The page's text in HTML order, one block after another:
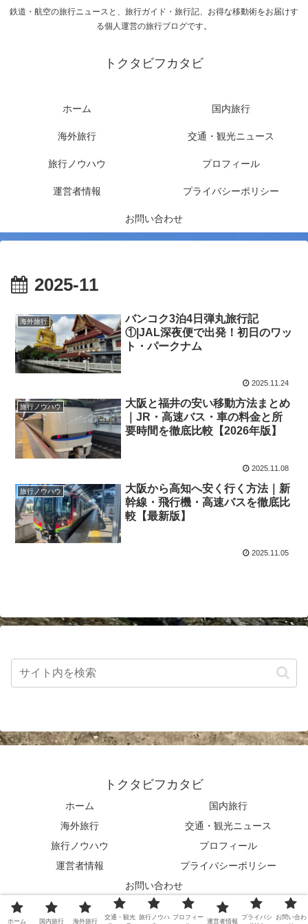
鉄道・航空の旅行ニュースと、旅行ガイド・旅行記、お得な移動術をお届けす
る個人運営の旅行ブログです。
トクタビフカタビ
ホーム 国内旅行
海外旅行 交通・観光ニュース
旅行ノウハウ プロフィール
運営者情報 プライバシーポリシー
お問い合わせ
2025-11
海外旅行
バンコク3泊4日弾丸旅行記
①|JAL深夜便で出発！初日のワッ
ト・パークナム
2025.11.24
旅行ノウハウ
大阪と福井の安い移動方法まとめ
｜JR・高速バス・車の料金と所
要時間を徹底比較【2026年版】
2025.11.08
旅行ノウハウ
大阪から高知へ安く行く方法｜新
幹線・飛行機・高速バスを徹底比
較【最新版】
2025.11.05
トクタビフカタビ
ホーム
国内旅行
海外旅行
交通・観光ニュース
旅行ノウハウ
プロフィール
運営者情報
プライバシーポリシー
お問い合わせ
© 2025 トクタビフカタビ.
ホーム 国内旅行 海外旅行
交通・観光 旅行ノウハ プロフィー
運営者情報
プライバシ お問い合わ